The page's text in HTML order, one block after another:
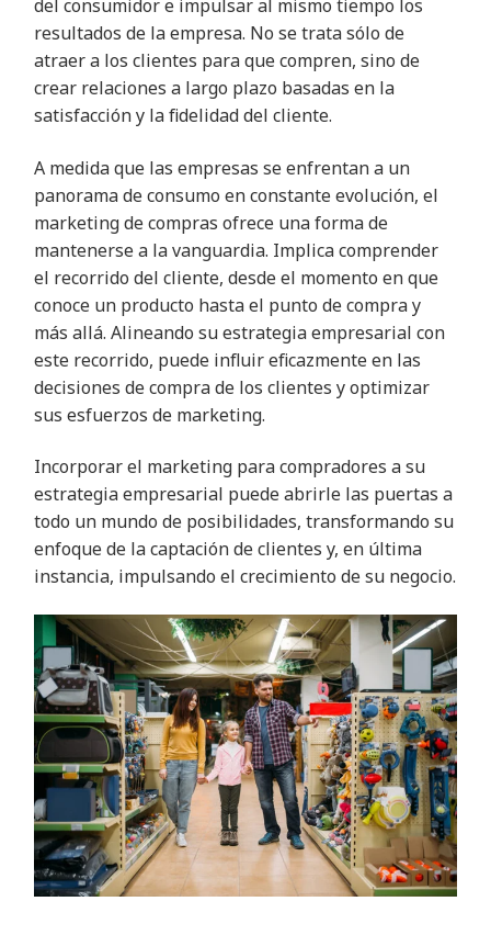
del consumidor e impulsar al mismo tiempo los
resultados de la empresa. No se trata sólo de
atraer a los clientes para que compren, sino de
crear relaciones a largo plazo basadas en la
satisfacción y la fidelidad del cliente.
A medida que las empresas se enfrentan a un
panorama de consumo en constante evolución, el
marketing de compras ofrece una forma de
mantenerse a la vanguardia. Implica comprender
el recorrido del cliente, desde el momento en que
conoce un producto hasta el punto de compra y
más allá. Alineando su estrategia empresarial con
este recorrido, puede influir eficazmente en las
decisiones de compra de los clientes y optimizar
sus esfuerzos de marketing.
Incorporar el marketing para compradores a su
estrategia empresarial puede abrirle las puertas a
todo un mundo de posibilidades, transformando su
enfoque de la captación de clientes y, en última
instancia, impulsando el crecimiento de su negocio.